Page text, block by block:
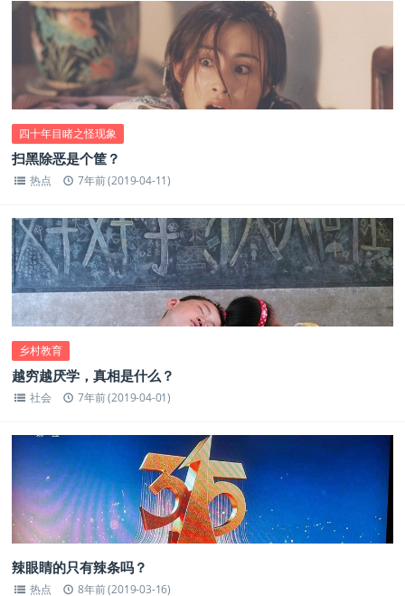
四十年目睹之怪现象
扫黑除恶是个筐？
热点 7年前 (2019-04-11)
乡村教育
越穷越厌学，真相是什么？
社会 7年前 (2019-04-01)
辣眼睛的只有辣条吗？
热点 8年前 (2019-03-16)